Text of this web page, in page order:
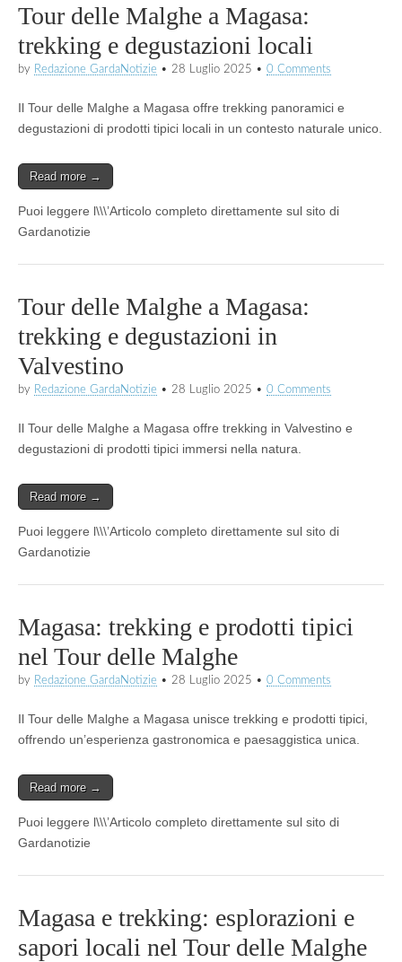
Tour delle Malghe a Magasa:
trekking e degustazioni locali
by Redazione GardaNotizie • 28 Luglio 2025 • 0 Comments
Il Tour delle Malghe a Magasa offre trekking panoramici e
degustazioni di prodotti tipici locali in un contesto naturale unico.
Read more →
Puoi leggere l\\\’Articolo completo direttamente sul sito di
Gardanotizie
Tour delle Malghe a Magasa:
trekking e degustazioni in
Valvestino
by Redazione GardaNotizie • 28 Luglio 2025 • 0 Comments
Il Tour delle Malghe a Magasa offre trekking in Valvestino e
degustazioni di prodotti tipici immersi nella natura.
Read more →
Puoi leggere l\\\’Articolo completo direttamente sul sito di
Gardanotizie
Magasa: trekking e prodotti tipici
nel Tour delle Malghe
by Redazione GardaNotizie • 28 Luglio 2025 • 0 Comments
Il Tour delle Malghe a Magasa unisce trekking e prodotti tipici,
offrendo un’esperienza gastronomica e paesaggistica unica.
Read more →
Puoi leggere l\\\’Articolo completo direttamente sul sito di
Gardanotizie
Magasa e trekking: esplorazioni e
sapori locali nel Tour delle Malghe